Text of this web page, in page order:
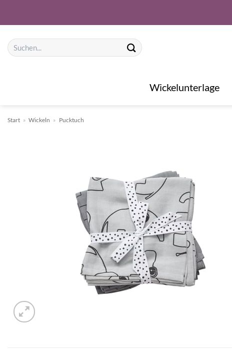
Suchen
nach:
Wickelunterlage
Start » Wickeln » Pucktuch